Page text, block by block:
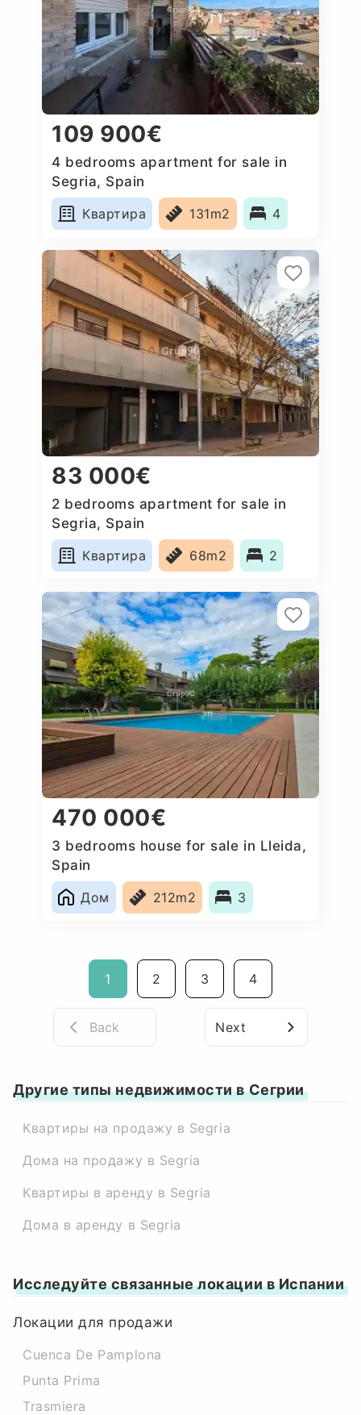
109 900€
4 bedrooms apartment for sale in
Segria, Spain
Квартира
131m2 4
83 000€
2 bedrooms apartment for sale in
Segria, Spain
Квартира
68m2 2
470 000€
3 bedrooms house for sale in Lleida,
Spain
Дом
212m2 3
1 2 3 4
Back Next
Другие типы недвижимости в Сегрии
Квартиры на продажу в Segria
Дома на продажу в Segria
Квартиры в аренду в Segria
Дома в аренду в Segria
Исследуйте связанные локации в Испании
Локации для продажи
Cuenca De Pamplona
Punta Prima
Trasmiera